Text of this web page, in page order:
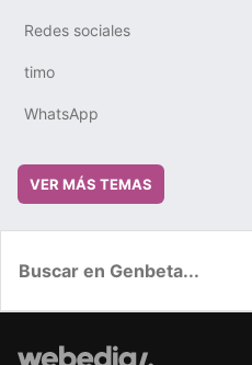
Redes sociales
timo
WhatsApp
VER MÁS TEMAS